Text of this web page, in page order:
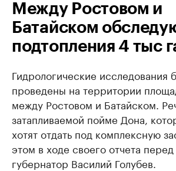
Между Ростовом и
Батайском
подтопления 4 тыс
Гидрологические исследования
проведены на территории
между Ростовом и Батайском.
затапливаемой пойме Дона,
хотят отдать под комплексную
этом в ходе своего отчета
губернатор Василий Голубев.